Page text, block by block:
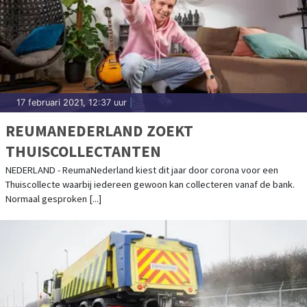
17 februari 2021, 12:37 uur
REUMANEDERLAND ZOEKT
THUISCOLLECTANTEN
NEDERLAND - ReumaNederland kiest dit jaar door corona voor een
Thuiscollecte waarbij iedereen gewoon kan collecteren vanaf de bank.
Normaal gesproken [...]